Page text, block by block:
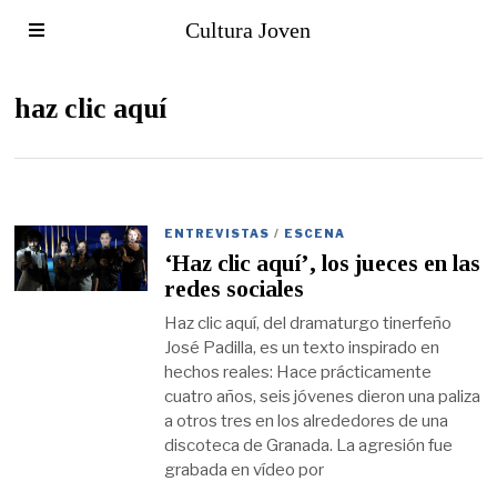
Cultura Joven
haz clic aquí
ENTREVISTAS / ESCENA
‘Haz clic aquí’, los jueces en las
redes sociales
Haz clic aquí, del dramaturgo tinerfeño
José Padilla, es un texto inspirado en
hechos reales: Hace prácticamente
cuatro años, seis jóvenes dieron una paliza
a otros tres en los alrededores de una
discoteca de Granada. La agresión fue
grabada en vídeo por